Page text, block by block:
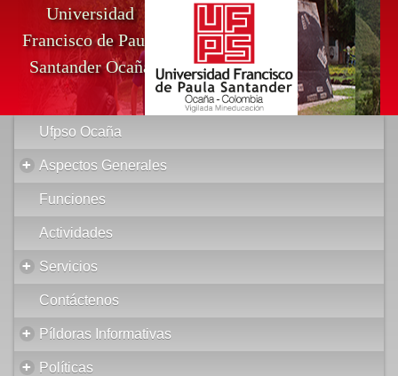
Universidad
Francisco de Paula
Santander Ocaña
Ufpso Ocaña
+ Aspectos Generales
Funciones
Actividades
+ Servicios
Contáctenos
+ Píldoras Informativas
+ Políticas